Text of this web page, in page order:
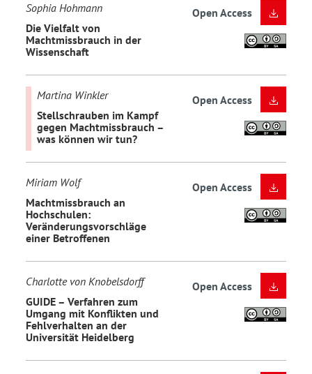
Sophia Hohmann
Die Vielfalt von
Machtmissbrauch in der
Wissenschaft
Open Access
Martina Winkler
Stellschrauben im Kampf
gegen Machtmissbrauch –
was können wir tun?
Open Access
Miriam Wolf
Machtmissbrauch an
Hochschulen:
Veränderungsvorschläge
einer Betroffenen
Open Access
Charlotte von Knobelsdorff
GUIDE – Verfahren zum
Umgang mit Konflikten und
Fehlverhalten an der
Universität Heidelberg
Open Access